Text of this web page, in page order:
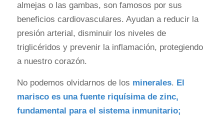
almejas o las gambas, son famosos por sus
beneficios cardiovasculares. Ayudan a reducir la
presión arterial, disminuir los niveles de
triglicéridos y prevenir la inflamación, protegiendo
a nuestro corazón.
No podemos olvidarnos de los minerales. El
marisco es una fuente riquísima de zinc,
fundamental para el sistema inmunitario;